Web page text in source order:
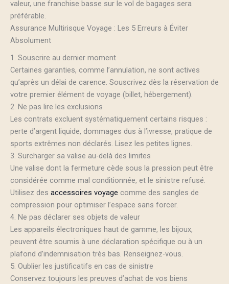
valeur, une franchise basse sur le vol de bagages sera
préférable.
Assurance Multirisque Voyage : Les 5 Erreurs à Éviter
Absolument
1. Souscrire au dernier moment
Certaines garanties, comme l’annulation, ne sont actives
qu’après un délai de carence. Souscrivez dès la réservation de
votre premier élément de voyage (billet, hébergement).
2. Ne pas lire les exclusions
Les contrats excluent systématiquement certains risques :
perte d’argent liquide, dommages dus à l’ivresse, pratique de
sports extrêmes non déclarés. Lisez les petites lignes.
3. Surcharger sa valise au-delà des limites
Une valise dont la fermeture cède sous la pression peut être
considérée comme mal conditionnée, et le sinistre refusé.
Utilisez des accessoires voyage comme des sangles de
compression pour optimiser l’espace sans forcer.
4. Ne pas déclarer ses objets de valeur
Les appareils électroniques haut de gamme, les bijoux,
peuvent être soumis à une déclaration spécifique ou à un
plafond d’indemnisation très bas. Renseignez-vous.
5. Oublier les justificatifs en cas de sinistre
Conservez toujours les preuves d’achat de vos biens